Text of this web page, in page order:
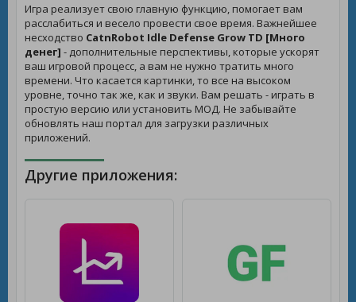
Игра реализует свою главную функцию, помогает вам
расслабиться и весело провести свое время. Важнейшее
несходство CatnRobot Idle Defense Grow TD [Много
денег] - дополнительные перспективы, которые ускорят
ваш игровой процесс, а вам не нужно тратить много
времени. Что касается картинки, то все на высоком
уровне, точно так же, как и звуки. Вам решать - играть в
простую версию или установить МОД. Не забывайте
обновлять наш портал для загрузки различных
приложений.
Другие приложения: